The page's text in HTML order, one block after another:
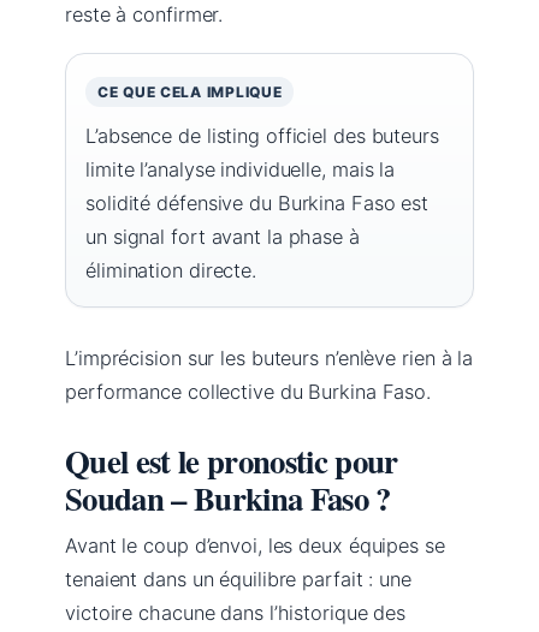
reste à confirmer.
CE QUE CELA IMPLIQUE
L’absence de listing officiel des buteurs
limite l’analyse individuelle, mais la
solidité défensive du Burkina Faso est
un signal fort avant la phase à
élimination directe.
L’imprécision sur les buteurs n’enlève rien à la
performance collective du Burkina Faso.
Quel est le pronostic pour
Soudan – Burkina Faso ?
Avant le coup d’envoi, les deux équipes se
tenaient dans un équilibre parfait : une
victoire chacune dans l’historique des